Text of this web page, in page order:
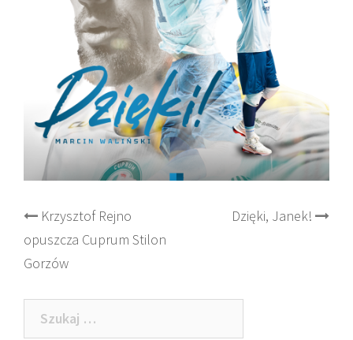
Post
navigation
Krzysztof Rejno
opuszcza Cuprum Stilon
Gorzów
Dzięki, Janek!
Szukaj: